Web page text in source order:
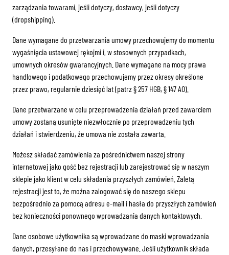
zarządzania towarami, jeśli dotyczy, dostawcy, jeśli dotyczy
(dropshipping).
Dane wymagane do przetwarzania umowy przechowujemy do momentu
wygaśnięcia ustawowej rękojmi i, w stosownych przypadkach,
umownych okresów gwarancyjnych. Dane wymagane na mocy prawa
handlowego i podatkowego przechowujemy przez okresy określone
przez prawo, regularnie dziesięć lat (patrz § 257 HGB, § 147 AO).
Dane przetwarzane w celu przeprowadzenia działań przed zawarciem
umowy zostaną usunięte niezwłocznie po przeprowadzeniu tych
działań i stwierdzeniu, że umowa nie została zawarta.
Możesz składać zamówienia za pośrednictwem naszej strony
internetowej jako gość bez rejestracji lub zarejestrować się w naszym
sklepie jako klient w celu składania przyszłych zamówień. Zaletą
rejestracji jest to, że można zalogować się do naszego sklepu
bezpośrednio za pomocą adresu e-mail i hasła do przyszłych zamówień
bez konieczności ponownego wprowadzania danych kontaktowych.
Dane osobowe użytkownika są wprowadzane do maski wprowadzania
danych, przesyłane do nas i przechowywane. Jeśli użytkownik składa